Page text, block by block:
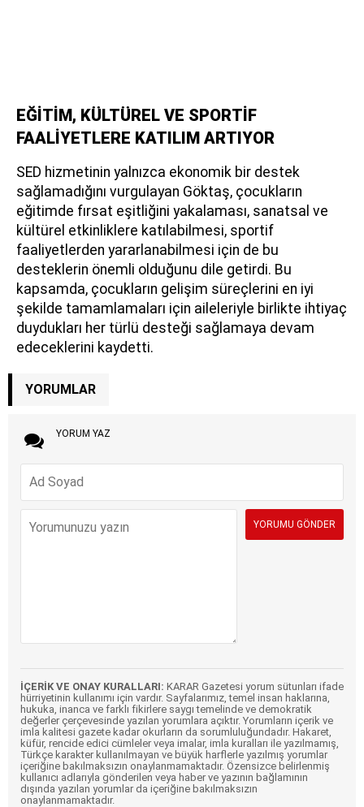
EĞİTİM, KÜLTÜREL VE SPORTİF
FAALİYETLERE KATILIM ARTIYOR
SED hizmetinin yalnızca ekonomik bir destek
sağlamadığını vurgulayan Göktaş, çocukların
eğitimde fırsat eşitliğini yakalaması, sanatsal ve
kültürel etkinliklere katılabilmesi, sportif
faaliyetlerden yararlanabilmesi için de bu
desteklerin önemli olduğunu dile getirdi. Bu
kapsamda, çocukların gelişim süreçlerini en iyi
şekilde tamamlamaları için aileleriyle birlikte ihtiyaç
duydukları her türlü desteği sağlamaya devam
edeceklerini kaydetti.
YORUMLAR
YORUM YAZ
İÇERİK VE ONAY KURALLARI: KARAR Gazetesi yorum sütunları ifade
hürriyetinin kullanımı için vardır. Sayfalarımız, temel insan haklarına,
hukuka, inanca ve farklı fikirlere saygı temelinde ve demokratik
değerler çerçevesinde yazılan yorumlara açıktır. Yorumların içerik ve
imla kalitesi gazete kadar okurların da sorumluluğundadır. Hakaret,
küfür, rencide edici cümleler veya imalar, imla kuralları ile yazılmamış,
Türkçe karakter kullanılmayan ve büyük harflerle yazılmış yorumlar
içeriğine bakılmaksızın onaylanmamaktadır. Özensizce belirlenmiş
kullanıcı adlarıyla gönderilen veya haber ve yazının bağlamının
dışında yazılan yorumlar da içeriğine bakılmaksızın
onaylanmamaktadır.